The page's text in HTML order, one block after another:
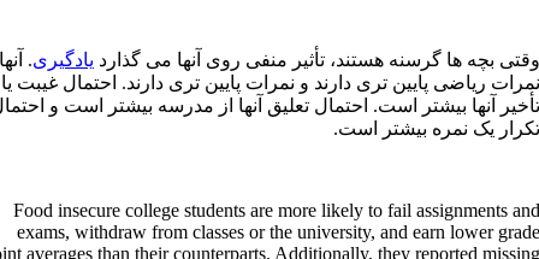
وقتی بچه ها گرسنه هستند، تأثیر منفی روی آنها می گذارد یادگیری.
نمرات ریاضی پایین تری دارند و نمرات پایین تری دارند. احتمال غیبت یا
تأخیر آنها بیشتر است. احتمال تعلیق آنها از مدرسه بیشتر است و
تکرار یک نمره بیشتر است.
Food insecure college students are more likely to fail assignments and
exams, withdraw from classes or the university, and earn lower grade
averages than their counterparts. Additionally, they reported missing